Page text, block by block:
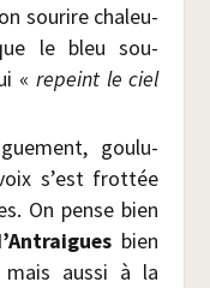
sou­rire cha­leu­
le bleu sou­
« repeint le ciel
gou­lu­
s’est frot­tée
On pense bien
bien
mais aus­si à la